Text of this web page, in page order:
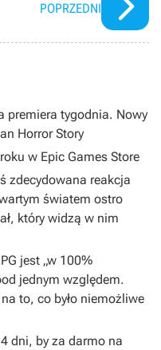
POPRZEDNI
premiera tygodnia. Nowy
Horror Story
w Epic Games Store
zdecydowana reakcja
światem ostro
który widzą w nim
jest „w 100%
jednym względem.
to, co było niemożliwe
dni, by za darmo na